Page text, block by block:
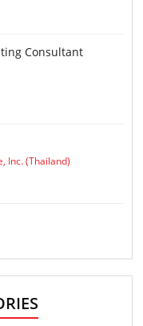
Consultant
Inc. (Thailand)